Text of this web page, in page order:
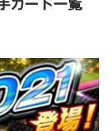
カード一覧